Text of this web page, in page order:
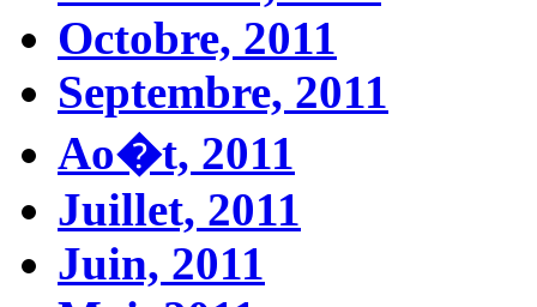
Octobre, 2011
Septembre, 2011
Ao�t, 2011
Juillet, 2011
Juin, 2011